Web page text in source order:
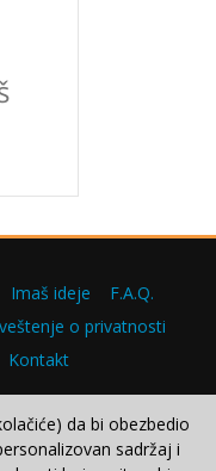
Imaš ideje
F.A.Q.
o privatnosti
Kontakt
da bi obezbedio
sadržaj i